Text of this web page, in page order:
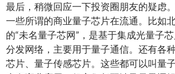
最后，稍微回应一下投资圈朋友的疑虑
一些所谓的商业量子芯片在流通。比如
的“未名量子芯网”，是基于集成光量子
分发网络，主要用于量子通信。还有各
芯片、量子传感芯片。这些都可以叫量